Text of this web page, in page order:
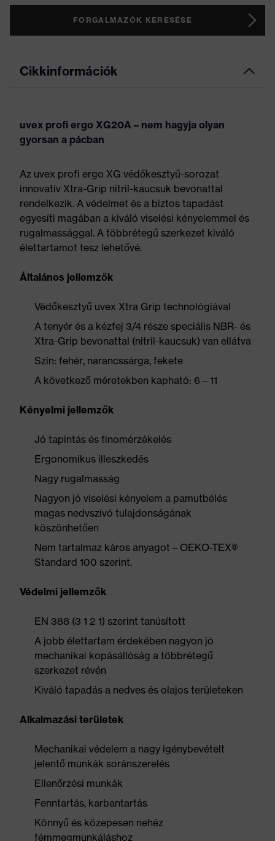
FORGALMAZÓK KERESÉSE
Cikkinformációk
uvex profi ergo XG20A – nem hagyja olyan
gyorsan a pácban
Az uvex profi ergo XG védőkesztyű-sorozat
innovatív Xtra-Grip nitril-kaucsuk bevonattal
rendelkezik. A védelmet és a biztos tapadást
egyesíti magában a kiváló viselési kényelemmel és
rugalmassággal. A többrétegű szerkezet kiváló
élettartamot tesz lehetővé.
Általános jellemzők
Védőkesztyű uvex Xtra Grip technológiával
A tenyér és a kézfej 3/4 része speciális NBR- és
Xtra-Grip bevonattal (nitril-kaucsuk) van ellátva
Szín: fehér, narancssárga, fekete
A következő méretekben kapható: 6 – 11
Kényelmi jellemzők
Jó tapintás és finomérzékelés
Ergonomikus illeszkedés
Nagy rugalmasság
Nagyon jó viselési kényelem a pamutbélés
magas nedvszívó tulajdonságának
köszönhetően
Nem tartalmaz káros anyagot – OEKO-TEX®
Standard 100 szerint.
Védelmi jellemzők
EN 388 (3 1 2 1) szerint tanúsított
A jobb élettartam érdekében nagyon jó
mechanikai kopásállóság a többrétegű
szerkezet révén
Kiváló tapadás a nedves és olajos területeken
Alkalmazási területek
Mechanikai védelem a nagy igénybevételt
jelentő munkák soránszerelés
Ellenőrzési munkák
Fenntartás, karbantartás
Könnyű és közepesen nehéz
fémmegmunkáláshoz